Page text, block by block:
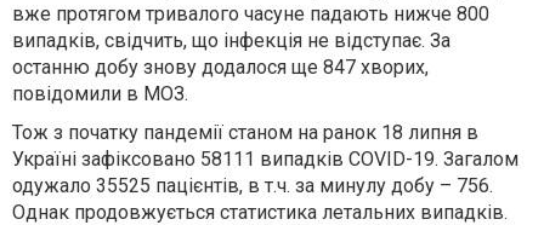
вже протягом тривалого часуне падають нижче 800
випадків, свідчить, що інфекція не відступає. За
останню добу знову додалося ще 847 хворих,
повідомили в МОЗ.
Тож з початку пандемії станом на ранок 18 липня в
Україні зафіксовано 58111 випадків COVID-19. Загалом
одужало 35525 пацієнтів, в т.ч. за минулу добу – 756.
Однак продовжується статистика летальних випадків.